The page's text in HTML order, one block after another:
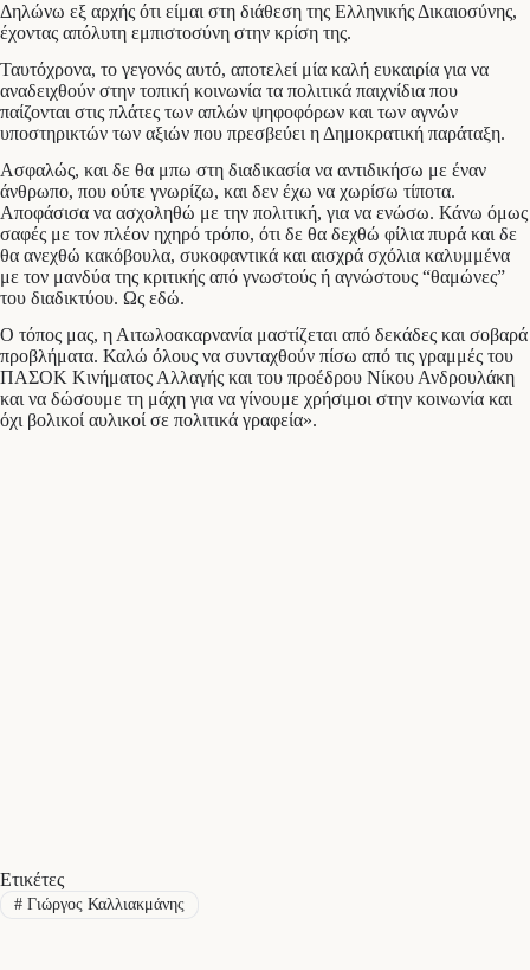
Δηλώνω εξ αρχής ότι είμαι στη διάθεση της Ελληνικής Δικαιοσύνης,
έχοντας απόλυτη εμπιστοσύνη στην κρίση της.
Ταυτόχρονα, το γεγονός αυτό, αποτελεί μία καλή ευκαιρία για να
αναδειχθούν στην τοπική κοινωνία τα πολιτικά παιχνίδια που
παίζονται στις πλάτες των απλών ψηφοφόρων και των αγνών
υποστηρικτών των αξιών που πρεσβεύει η Δημοκρατική παράταξη.
Ασφαλώς, και δε θα μπω στη διαδικασία να αντιδικήσω με έναν
άνθρωπο, που ούτε γνωρίζω, και δεν έχω να χωρίσω τίποτα.
Αποφάσισα να ασχοληθώ με την πολιτική, για να ενώσω. Κάνω όμως
σαφές με τον πλέον ηχηρό τρόπο, ότι δε θα δεχθώ φίλια πυρά και δε
θα ανεχθώ κακόβουλα, συκοφαντικά και αισχρά σχόλια καλυμμένα
με τον μανδύα της κριτικής από γνωστούς ή αγνώστους “θαμώνες”
του διαδικτύου. Ως εδώ.
Ο τόπος μας, η Αιτωλοακαρνανία μαστίζεται από δεκάδες και σοβαρά
προβλήματα. Καλώ όλους να συνταχθούν πίσω από τις γραμμές του
ΠΑΣΟΚ Κινήματος Αλλαγής και του προέδρου Νίκου Ανδρουλάκη
και να δώσουμε τη μάχη για να γίνουμε χρήσιμοι στην κοινωνία και
όχι βολικοί αυλικοί σε πολιτικά γραφεία».
Ετικέτες
#Γιώργος Καλλιακμάνης